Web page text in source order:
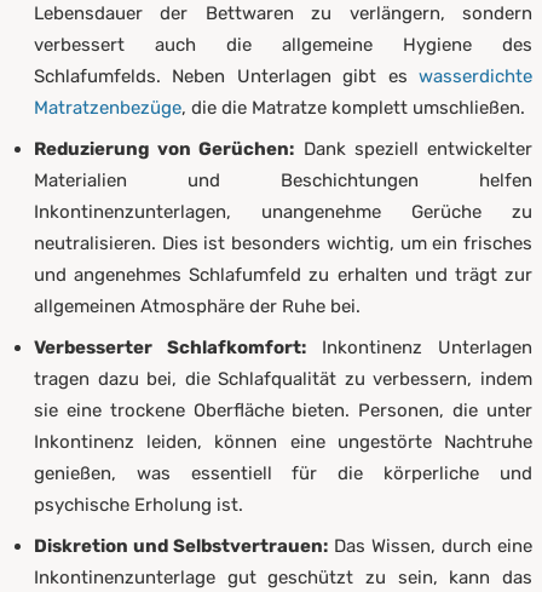
Lebensdauer der Bettwaren zu verlängern, sondern
verbessert auch die allgemeine Hygiene des
Schlafumfelds. Neben Unterlagen gibt es wasserdichte
Matratzenbezüge, die die Matratze komplett umschließen.
Reduzierung von Gerüchen: Dank speziell entwickelter
Materialien und Beschichtungen helfen
Inkontinenzunterlagen, unangenehme Gerüche zu
neutralisieren. Dies ist besonders wichtig, um ein frisches
und angenehmes Schlafumfeld zu erhalten und trägt zur
allgemeinen Atmosphäre der Ruhe bei.
Verbesserter Schlafkomfort: Inkontinenz Unterlagen
tragen dazu bei, die Schlafqualität zu verbessern, indem
sie eine trockene Oberfläche bieten. Personen, die unter
Inkontinenz leiden, können eine ungestörte Nachtruhe
genießen, was essentiell für die körperliche und
psychische Erholung ist.
Diskretion und Selbstvertrauen: Das Wissen, durch eine
Inkontinenzunterlage gut geschützt zu sein, kann das